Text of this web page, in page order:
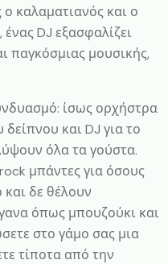
καλαματιανός και ο
DJ εξασφαλίζει
παγκόσμιας μουσικής,
ίσως ορχήστρα
και DJ για το
όλα τα γούστα.
μπάντες για όσους
δε θέλουν
όπως μπουζούκι και
στο γάμο σας μια
τίποτα από την